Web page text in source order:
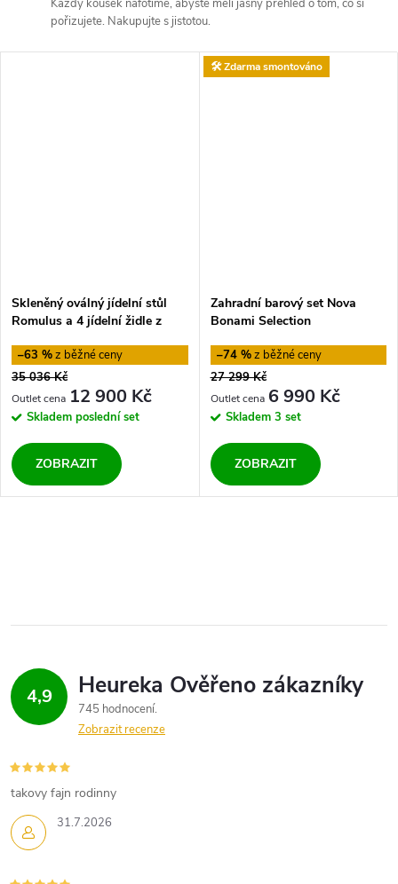
Každý kousek nafotíme, abyste měli jasný přehled o tom, co si
pořizujete. Nakupujte s jistotou.
Skleněný oválný jídelní stůl
Romulus a 4 jídelní židle z
–63 %
35 036 Kč
12 900 Kč
Skladem poslední set
ZOBRAZIT
🛠️ Zdarma smontováno
Zahradní barový set Nova
Bonami Selection
–74 %
27 299 Kč
6 990 Kč
Skladem 3 set
ZOBRAZIT
l
d
a
c
í
p
4,9
745 hodnocení
Zobrazit recenze
31.7.2026
takovy fajn rodinny